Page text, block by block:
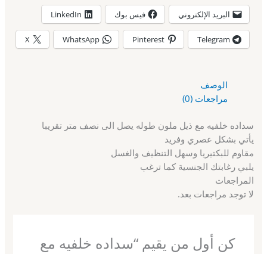
البريد الإلكتروني فيس بوك LinkedIn
Telegram
Pinterest
WhatsApp
X
الوصف
مراجعات (0)
سداده خلفيه مع ذيل ملون طوله يصل الى نصف متر تقريبا
يأتي بشكل عصري وفريد
مقاوم للبكتيريا وسهل التنظيف والغسل
يلبي رغابتك الجنسية كما ترغب
المراجعات
لا توجد مراجعات بعد.
كن أول من يقيم “سداده خلفيه مع